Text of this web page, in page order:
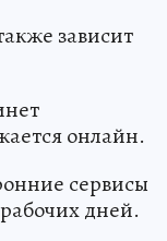
зависит
онлайн.
сервисы
дней.